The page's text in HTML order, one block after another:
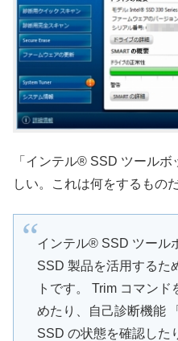
「インテル® SSD ツール
しい。これは何をするもの
インテル® SSD ツール
SSD 製品を活用するた
トです。 Trim コマン
めたり、自己診断機能
SSD の状態を確認した